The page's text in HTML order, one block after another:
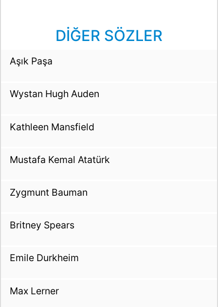
DİĞER SÖZLER
Aşık Paşa
Wystan Hugh Auden
Kathleen Mansfield
Mustafa Kemal Atatürk
Zygmunt Bauman
Britney Spears
Emile Durkheim
Max Lerner